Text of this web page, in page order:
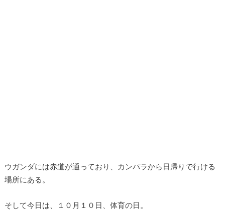
ウガンダには赤道が通っており、カンパラから日帰りで行ける
場所にある。
そして今日は、１０月１０日、体育の日。